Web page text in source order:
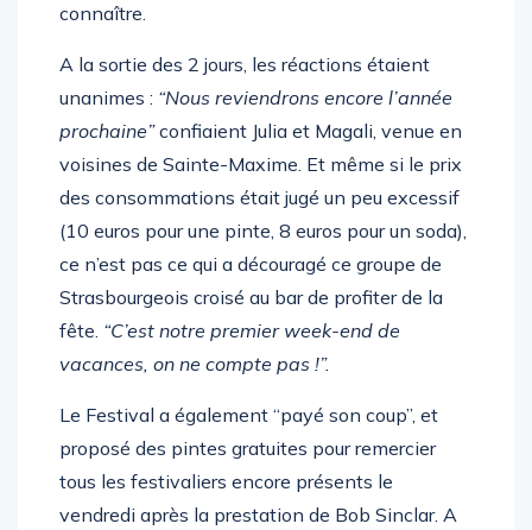
connaître.
A la sortie des 2 jours, les réactions étaient
unanimes : “Nous reviendrons encore l’année
prochaine”confiaient Julia et Magali, venue en
voisines de Sainte-Maxime. Et même si le prix
des consommations était jugé un peu excessif
(10 euros pour une pinte, 8 euros pour un soda),
ce n’est pas ce qui a découragé ce groupe de
Strasbourgeois croisé au bar de profiter de la
fête. “C’est notre premier week-end de
vacances, on ne compte pas !”.
Le Festival a également “payé son coup”, et
proposé des pintes gratuites pour remercier
tous les festivaliers encore présents le
vendredi après la prestation de Bob Sinclar. A